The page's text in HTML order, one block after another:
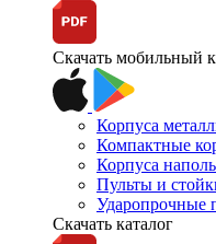
Скачать мобильный
Корпуса
Компактные
Корпуса
Пульты и
Ударопрочные
Скачать каталог